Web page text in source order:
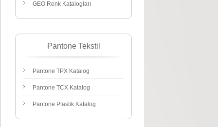
GEO Renk Katalogları
Pantone Tekstil
Pantone TPX Katalog
Pantone TCX Katalog
Pantone Plastik Katalog